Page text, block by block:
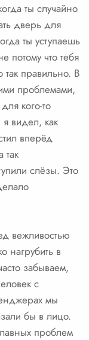
ты случайно
дверь для
ты уступаешь
потому что тебя
так правильно. В
проблемами,
кого-то
видел, как
вперёд
так
слёзы. Это
вежливостью
нагрубить в
забываем,
с
мы
бы в лицо.
проблем